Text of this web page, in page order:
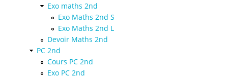
Exo maths 2nd
Exo Maths 2nd S
Exo Maths 2nd L
Devoir Maths 2nd
PC 2nd
Cours PC 2nd
Exo PC 2nd